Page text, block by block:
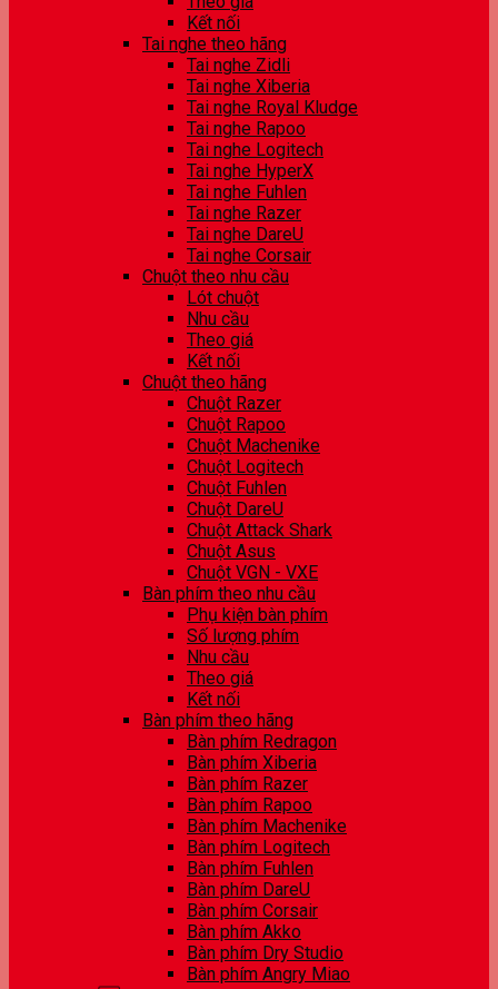
Kết nối
Tai nghe theo hãng
Tai nghe Zidli
Tai nghe Xiberia
Tai nghe Royal Kludge
Tai nghe Rapoo
Tai nghe Logitech
Tai nghe HyperX
Tai nghe Fuhlen
Tai nghe Razer
Tai nghe DareU
Tai nghe Corsair
Chuột theo nhu cầu
Lót chuột
Nhu cầu
Theo giá
Kết nối
Chuột theo hãng
Chuột Razer
Chuột Rapoo
Chuột Machenike
Chuột Logitech
Chuột Fuhlen
Chuột DareU
Chuột Attack Shark
Chuột Asus
Chuột VGN - VXE
Bàn phím theo nhu cầu
Phụ kiện bàn phím
Số lượng phím
Nhu cầu
Theo giá
Kết nối
Bàn phím theo hãng
Bàn phím Redragon
Bàn phím Xiberia
Bàn phím Razer
Bàn phím Rapoo
Bàn phím Machenike
Bàn phím Logitech
Bàn phím Fuhlen
Bàn phím DareU
Bàn phím Corsair
Bàn phím Akko
Bàn phím Dry Studio
Bàn phím Angry Miao